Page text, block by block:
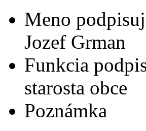
Meno
Jozef Grman
Funkcia
starosta obce
Poznámka